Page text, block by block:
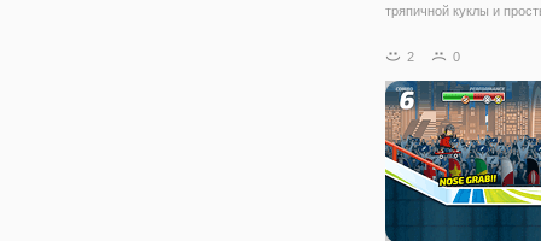
тряпичной куклы и
боксе пьяные боксеры
друг друга. Вы можете
быстрые удары в
2 0